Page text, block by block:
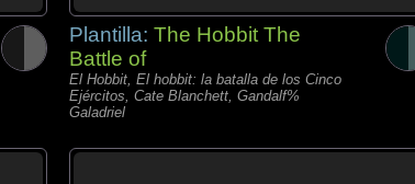
Plantilla: The Hobbit The
Battle of
El Hobbit, El hobbit: la batalla de los Cinco
Ejércitos, Cate Blanchett, Gandalf%
Galadriel